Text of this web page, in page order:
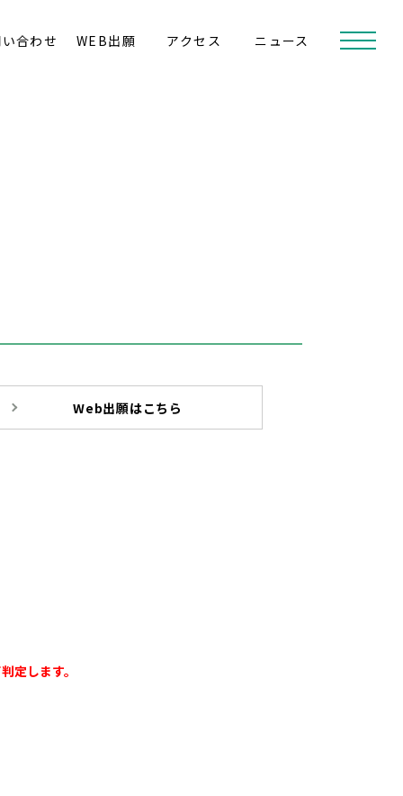
合わせ WEB出願 アクセス ニュース
Web出願はこちら
定します。